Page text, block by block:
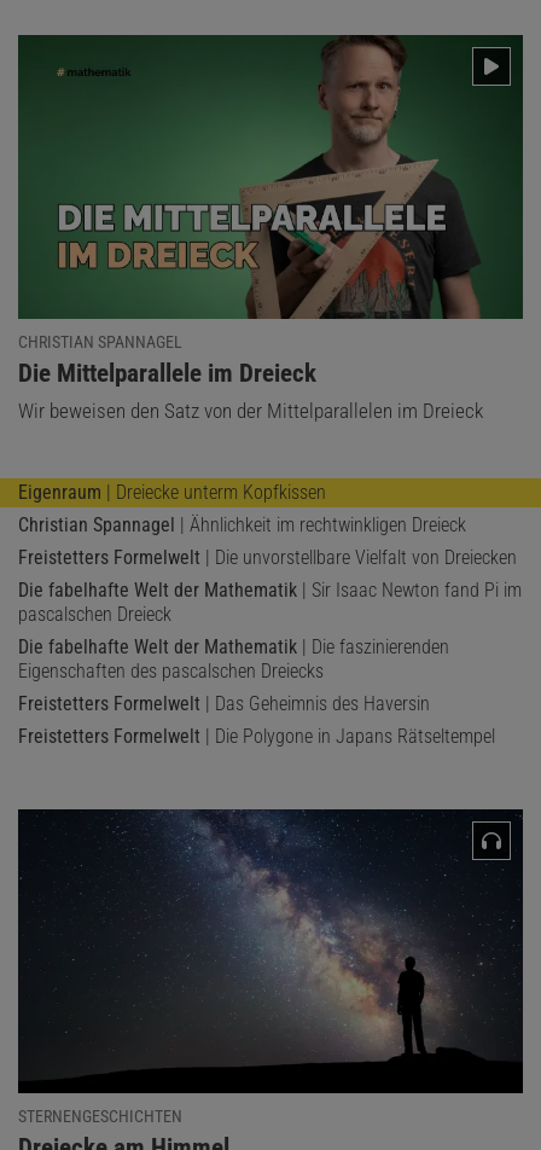
TIPP ANZEIGEN
Norbert Treitz
Norbert Treitz (1944–2017) war Professor für Didaktik der Physik
an der Universität Duisburg-Essen.
CHRISTIAN SPANNAGEL
:
Die Mittelparallele im Dreieck
Wir beweisen den Satz von der Mittelparallelen im Dreieck
Eigenraum | Dreiecke unterm Kopfkissen
Christian Spannagel
| Ähnlichkeit im rechtwinkligen Dreieck
Freistetters Formelwelt | Die unvorstellbare Vielfalt von Dreiecken
Die fabelhafte Welt der Mathematik | Sir Isaac Newton fand Pi im
pascalschen Dreieck
Die fabelhafte Welt der Mathematik | Die faszinierenden
Eigenschaften des pascalschen Dreiecks
Freistetters Formelwelt | Das Geheimnis des Haversin
Freistetters Formelwelt | Die Polygone in Japans Rätseltempel
STERNENGESCHICHTEN